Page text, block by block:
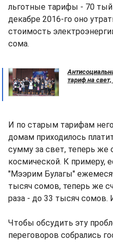
льготные тарифы - 70
декабре 2016-го оно
стоимость
сома.
тариф на
И по старым тарифам
домам приходилось
сумму за свет, теперь же
космической. К примеру,
"Мээрим Булагы"
тысяч сомов, теперь же
раза - до 33 тысяч сомов.
Чтобы обсудить эту
переговоров собрались